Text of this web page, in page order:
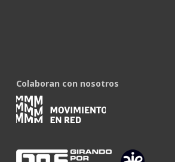
Colaboran con nosotros